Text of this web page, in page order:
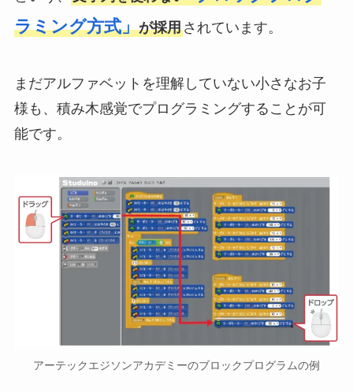
ラミング方式」が採用されています。
まだアルファベットを理解していない小さなお子
様も、積み木感覚でプログラミングすることが可
能です。
アーテックエジソンアカデミーのブロックプログラムの例